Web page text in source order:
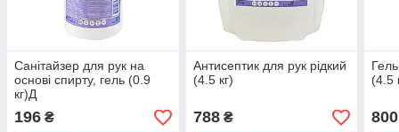
Санітайзер для рук на
основі спирту, гель (0.9
кг)Д
196 ₴
Антисептик для рук рідкий
(4.5 кг)
788₴
(4.5
800